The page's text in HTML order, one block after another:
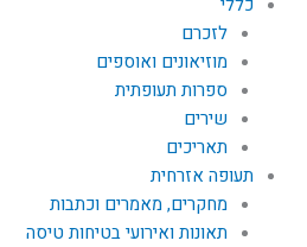
לזכרם
מוזיאונים ואוספים
ספרות תעופתית
שירים
תאריכים
תעופה אזרחית
מחקרים, מאמרים וכתבות
תאונות ואירועי בטיחות טיסה